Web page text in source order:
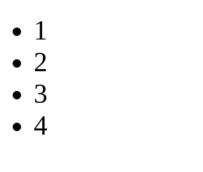
1
2
3
4